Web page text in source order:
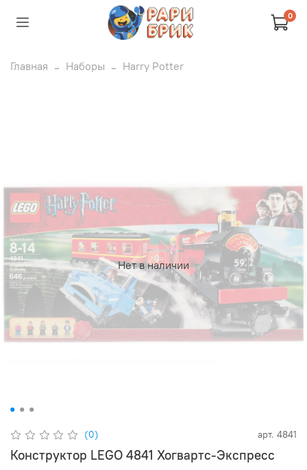
0
Главная Наборы Harry Potter
Нет в наличии
(0) арт. 4841
Конструктор LEGO 4841 Хогвартс-Экспресс